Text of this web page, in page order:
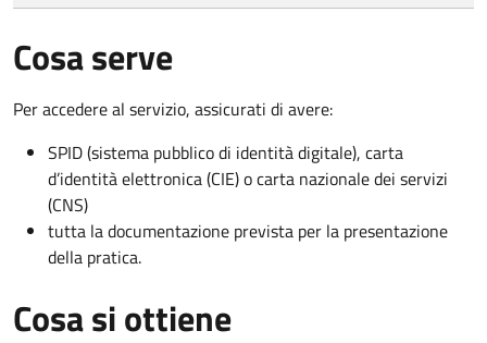
Cosa serve
Per accedere al servizio, assicurati di avere:
SPID (sistema pubblico di identità digitale), carta
d’identità elettronica (CIE) o carta nazionale dei servizi
(CNS)
tutta la documentazione prevista per la presentazione
della pratica.
Cosa si ottiene